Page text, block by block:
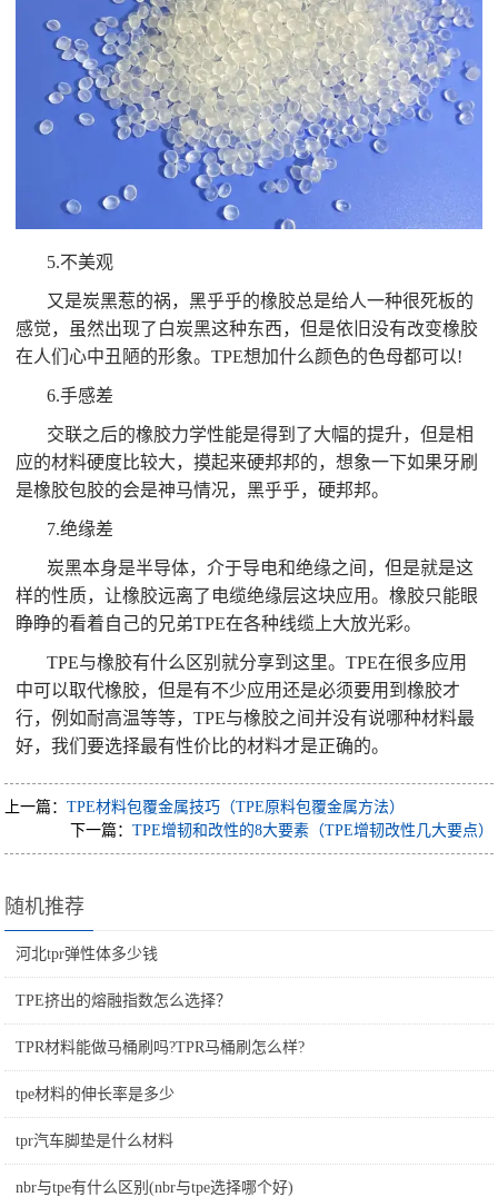
5.不美观
又是炭黑惹的祸，黑乎乎的橡胶总是给人一种很死板的
感觉，虽然出现了白炭黑这种东西，但是依旧没有改变橡胶
在人们心中丑陋的形象。TPE想加什么颜色的色母都可以!
6.手感差
交联之后的橡胶力学性能是得到了大幅的提升，但是相
应的材料硬度比较大，摸起来硬邦邦的，想象一下如果牙刷
是橡胶包胶的会是神马情况，黑乎乎，硬邦邦。
7.绝缘差
炭黑本身是半导体，介于导电和绝缘之间，但是就是这
样的性质，让橡胶远离了电缆绝缘层这块应用。橡胶只能眼
睁睁的看着自己的兄弟TPE在各种线缆上大放光彩。
TPE与橡胶有什么区别就分享到这里。TPE在很多应用
中可以取代橡胶，但是有不少应用还是必须要用到橡胶才
行，例如耐高温等等，TPE与橡胶之间并没有说哪种材料最
好，我们要选择最有性价比的材料才是正确的。
上一篇：TPE材料包覆金属技巧（TPE原料包覆金属方法）
下一篇： TPE增韧和改性的8大要素（TPE增韧改性几大要点）
随机推荐
河北tpr弹性体多少钱
TPE挤出的熔融指数怎么选择？
TPR材料能做马桶刷吗?TPR马桶刷怎么样?
tpe材料的伸长率是多少
tpr汽车脚垫是什么材料
nbr与tpe有什么区别(nbr与tpe选择哪个好)